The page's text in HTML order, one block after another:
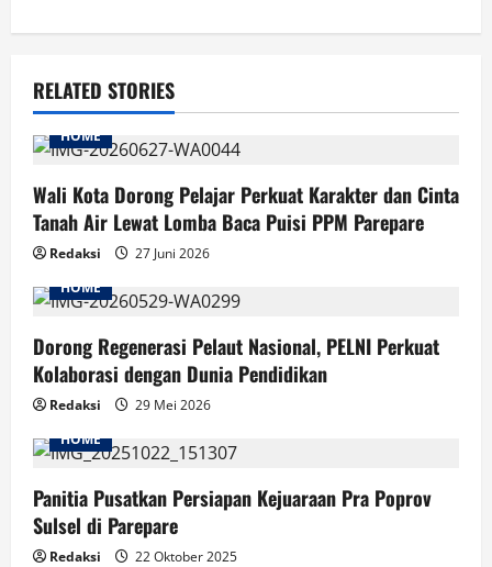
RELATED STORIES
HOME
Wali Kota Dorong Pelajar Perkuat Karakter dan Cinta
Tanah Air Lewat Lomba Baca Puisi PPM Parepare
Redaksi
27 Juni 2026
HOME
Dorong Regenerasi Pelaut Nasional, PELNI Perkuat
Kolaborasi dengan Dunia Pendidikan
Redaksi
29 Mei 2026
HOME
Panitia Pusatkan Persiapan Kejuaraan Pra Poprov
Sulsel di Parepare
Redaksi 22 Oktober 2025